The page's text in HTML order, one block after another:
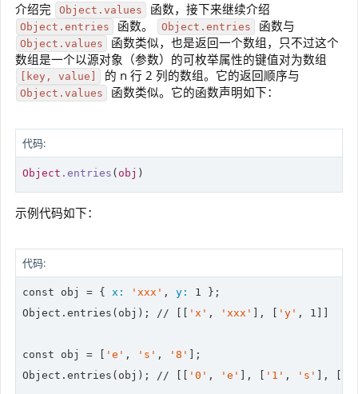
介绍完 Object.values 函数，接下来继续介绍
Object.entries 函数。 Object.entries 函数与
Object.values
函数类似，也是返回一个数组，只不过这个
数组是一个以源对象（参数）的可枚举属性的键值对为数组
[key, value] 的 n 行 2 列的数组。它的返回顺序与
Object.values 函数类似。它的函数声明如下：
代码:
Object .entries ( obj )
示例代码如下：
代码:
const obj = { x: 'xxx' , y: 1 };
Object.entries(obj); // 'x' , 'xxx' ], [ 'y' , 1
const obj = [ 'e' , 's' , '8'
];
Object.entries(obj); // '0' , 'e' ], [ '1' , 's' ], [